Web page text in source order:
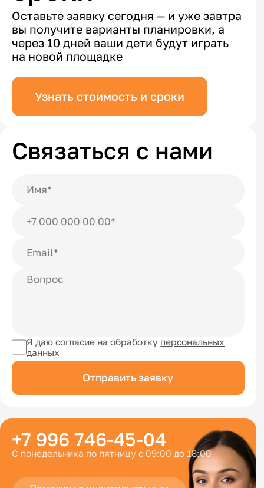
Оставьте заявку сегодня — и уже завтра
вы получите варианты планировки, а
через 10 дней ваши дети будут играть
на новой площадке
Узнать стоимость и сроки
Связаться с нами
Я даю согласие на обработку персональных
данных
Отправить заявку
+7 996 746-45-04
С понедельника по пятницу с 09:00 до 18:00